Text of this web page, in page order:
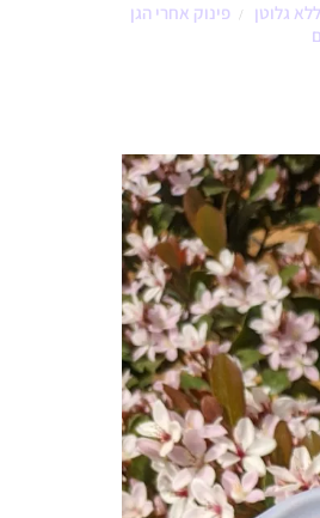
גלוטן / פינוק אחרי הגן